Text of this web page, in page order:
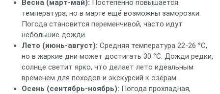
Весна (март‑май): Постепенно повышается
температура, но в марте ещё возможны заморозки.
Погода становится переменчивой, часто идут
небольшие дожди.
Лето (июнь‑август): Средняя температура 22‑26 °C,
но в жаркие дни может достигать 30 °C. Дожди редки,
солнце светит ярко, что делает лето идеальным
временем для походов и экскурсий к озёрам.
Осень (сентябрь‑ноябрь): Погода прохладная,